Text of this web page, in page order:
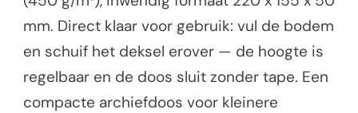
mm. Direct klaar voor gebruik: vul de bodem
en schuif het deksel erover — de hoogte is
regelbaar en de doos sluit zonder tape. Een
compacte archiefdoos voor kleinere